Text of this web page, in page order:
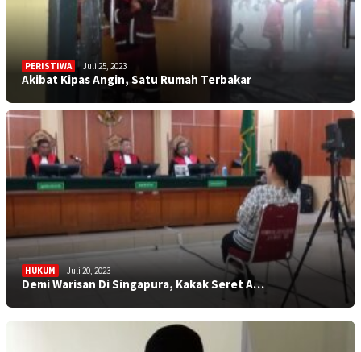
PERISTIWA Juli 25, 2023
Akibat Kipas Angin, Satu Rumah Terbakar
HUKUM Juli 20, 2023
Demi Warisan Di Singapura, Kakak Seret A…
SAROLANGUN Juli 17, 2023
Sumingrah Warga, Berkat Bakri Rumah Impi…